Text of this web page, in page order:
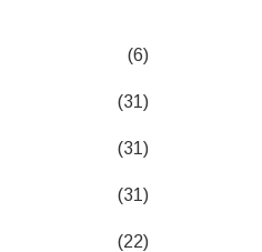
(6)
(31)
(31)
(31)
(22)